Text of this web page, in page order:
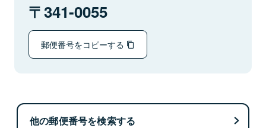
341-0055
郵便番号をコピーする
他の郵便番号を検索する